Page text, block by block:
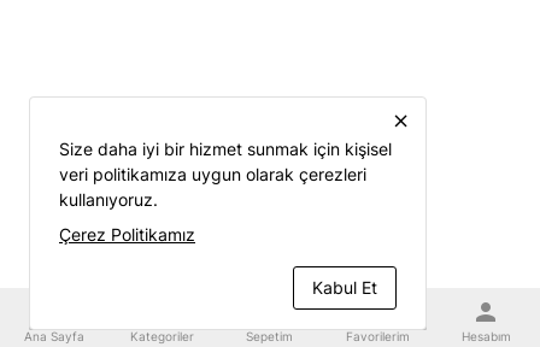
Ana Sayfa Kategoriler Sepetim
favorite
Favorilerim
person
Hesabım
close
Size daha iyi bir hizmet sunmak için kişisel
veri politikamıza uygun olarak çerezleri
kullanıyoruz.
Çerez Politikamız
Kabul Et